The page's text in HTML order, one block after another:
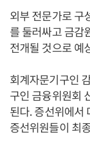
외부 전문가로 구
를 둘러싸고 금감
전개될 것으로 예
회계자문기구인
구인 금융위원회
된다. 증선위에서
증선위원들이 최